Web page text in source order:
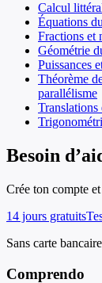
Calcul
Équations
Fractions et
Géométrie
Puissances
Théorème
parallélisme
Translations
Besoin
Crée ton compte
14 jours gratuits
Sans carte
Comprendo